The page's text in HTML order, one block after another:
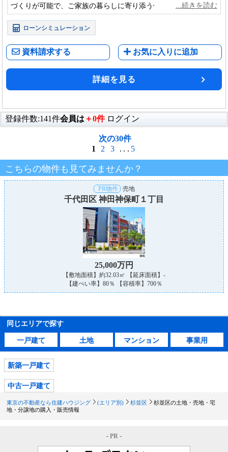
づくりが可能で、ご家族の暮らしに寄り添う住環境です。
ローンシミュレーション
資料請求する お気に入りに追加
詳細を見る
登録件数:141件会員は ＋0件 ログイン
次の30件
1
2 3 ... 5
こちらの物件も見てみませんか？
PR物件 売地
千代田区 神田神保町１丁目
25,000万円
【敷地面積】約32.03㎡ 【延床面積】-
【建ぺい率】80％ 【容積率】700％
同じエリアで探す
一戸建て 土地 マンション 事業用
新築一戸建て
中古一戸建て
東京の不動産なら住建ハウジング (エリア別) 杉並区
杉並区の土地・売地・宅
地・分譲地の購入・販売情報
- PR -